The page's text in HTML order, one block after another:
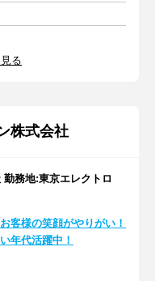
る
株式会社
務地:東京エレクトロ
客様の笑顔がやりがい！
年代活躍中！